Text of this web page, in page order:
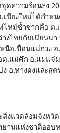
ดความร้อนลง
เชียงใหม่ได้กำห
หม้ซ้ำซากคือ ต.เ
งไทยกับเมียนม
นือเขื่อนแม่กวง
.แม่ศึก อ.แม่แจ่
อ.หางดงและสุ
งแวดล้อมจังหวัด
ยานแห่งชาติออบ